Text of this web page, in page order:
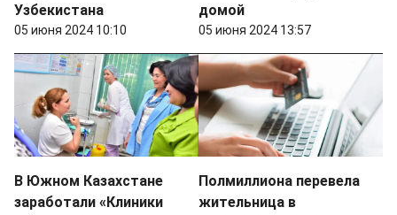
Узбекистана
05 июня 2024 10:10
домой
05 июня 2024 13:57
В Южном Казахстане
заработали «Клиники
Полмиллиона перевела
жительница в